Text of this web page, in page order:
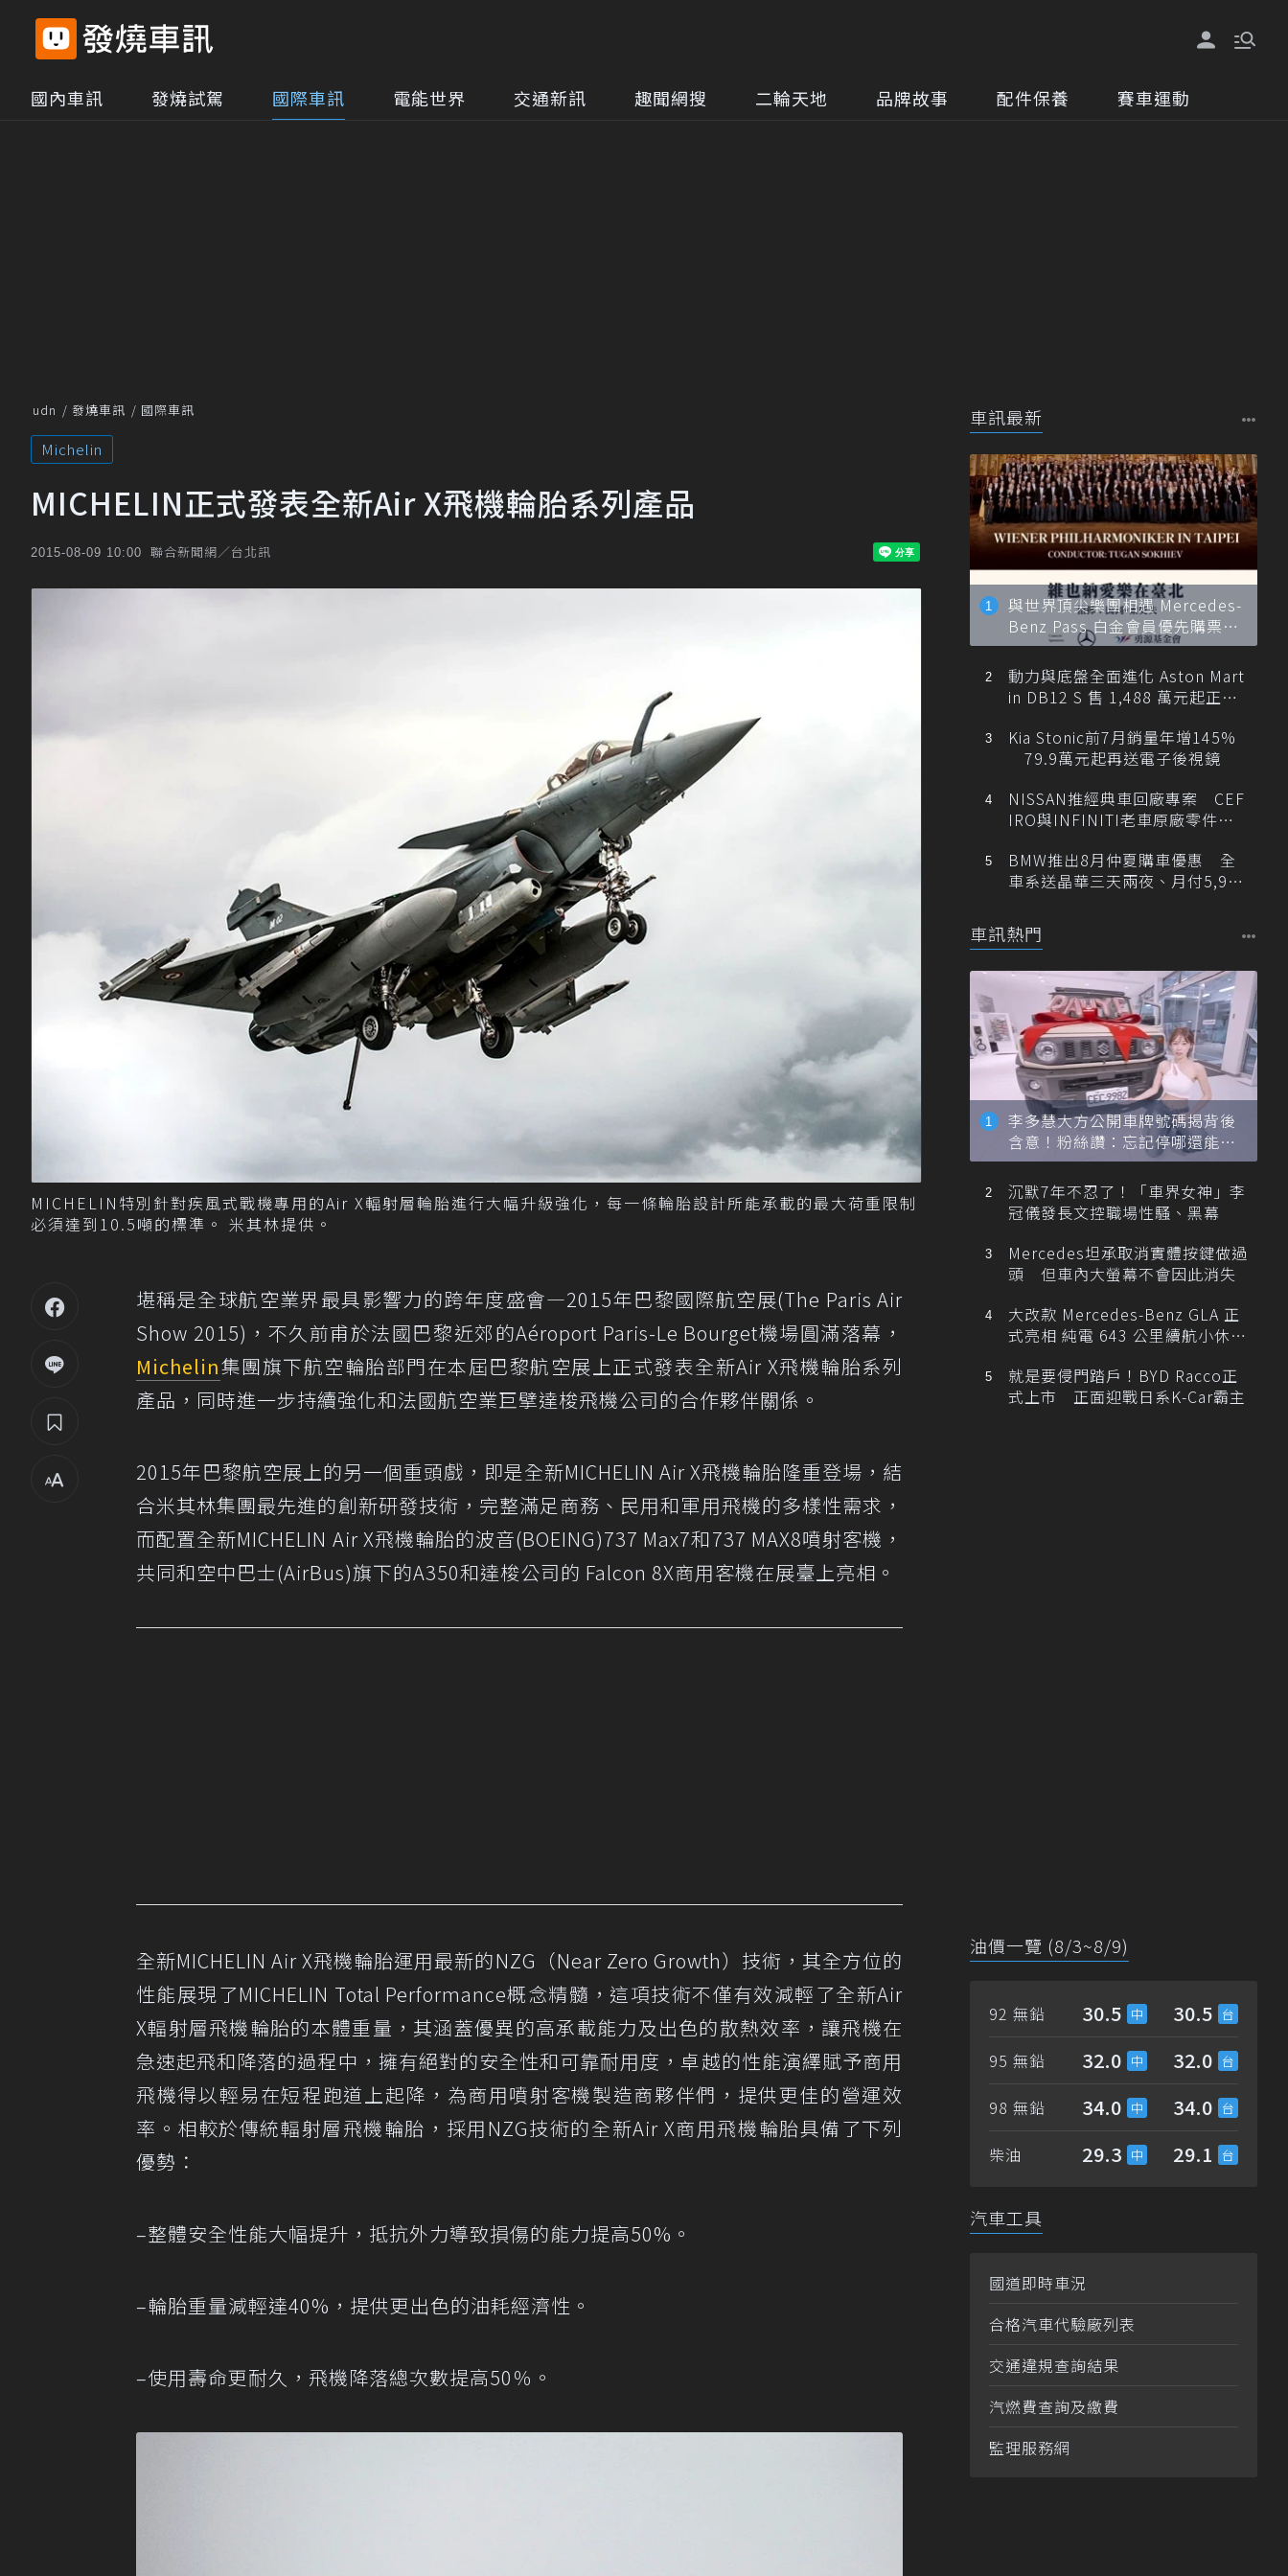
國內車訊 發燒試駕 國際車訊 電能世界 交通新訊 趣聞網搜 二輪天地 品牌故事 配件保養 賽車運動
udn 發燒車訊 國際車訊
Michelin
MICHELIN正式發表全新Air X飛機輪胎系列產品
2015-08-09 10:00 聯合新聞網／台北訊
MICHELIN特別針對疾風式戰機專用的Air X輻射層輪胎進行大幅升級強化，每一條輪胎設計所能承載的最大荷重限制
必須達到10.5噸的標準。 米其林提供。
堪稱是全球航空業界最具影響力的跨年度盛會—2015年巴黎國際航空展(The Paris Air
Show 2015)，不久前甫於法國巴黎近郊的Aéroport Paris-Le Bourget機場圓滿落幕，
Michelin集團旗下航空輪胎部門在本屆巴黎航空展上正式發表全新Air X飛機輪胎系列
產品，同時進一步持續強化和法國航空業巨擘達梭飛機公司的合作夥伴關係。
2015年巴黎航空展上的另一個重頭戲，即是全新MICHELIN Air X飛機輪胎隆重登場，結
合米其林集團最先進的創新研發技術，完整滿足商務、民用和軍用飛機的多樣性需求，
而配置全新MICHELIN Air X飛機輪胎的波音(BOEING)737 Max7和737 MAX8噴射客機，
共同和空中巴士(AirBus)旗下的A350和達梭公司的​​ Falcon 8X商用客機在展臺上亮相。
全新MICHELIN Air X飛機輪胎運用最新的NZG（Near Zero Growth）技術，其全方位的
性能展現了MICHELIN Total Performance概念精髓，這項技術不僅有效減輕了全新Air
X輻射層飛機輪胎的本體重量，其涵蓋優異的高承載能力及出色的散熱效率，讓飛機在
急速起飛和降落的過程中，擁有絕對的安全性和可靠耐用度，卓越的性能演繹賦予商用
飛機得以輕易在短程跑道上起降，為商用噴射客機製造商夥伴們，提供更佳的營運效
率。相較於傳統輻射層飛機輪胎，採用NZG技術的全新Air X商用飛機輪胎具備了下列
優勢：
–整體安全性能大幅提升，抵抗外力導致損傷的能力提高50%。
–輪胎重量減輕達40%，提供更出色的油耗經濟性。
–使用壽命更耐久，飛機降落總次數提高50％。
車訊最新
與世界頂尖樂團相遇 Mercedes-
Benz Pass 白金會員優先購票維
也納愛樂
動力與底盤全面進化 Aston Mart
in DB12 S 售 1,488 萬元起正式
Kia Stonic前7月銷量年增145%
79.9萬元起再送電子後視鏡
NISSAN推經典車回廠專案 CEF
IRO與INFINITI老車原廠零件最
BMW推出8月仲夏購車優惠 全
車系送晶華三天兩夜、月付5,900
車訊熱門
李多慧大方公開車牌號碼揭背後
含意！粉絲讚：忘記停哪還能幫
忙找車
沉默7年不忍了！「車界女神」李
冠儀發長文控職場性騷、黑幕
Mercedes坦承取消實體按鍵做過
頭 但車內大螢幕不會因此消失
大改款 Mercedes-Benz GLA 正
式亮相 純電 643 公里續航小休
就是要侵門踏戶！BYD Racco正
式上市 正面迎戰日系K-Car霸主
油價一覽 (8/3~8/9)
92 無鉛 30.5 30.5
95 無鉛 32.0 32.0
98 無鉛 34.0 34.0
柴油 29.3 29.1
汽車工具
國道即時車況
合格汽車代驗廠列表
交通違規查詢結果
汽燃費查詢及繳費
監理服務網